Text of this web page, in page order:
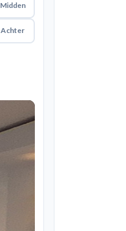
Midden
Achter